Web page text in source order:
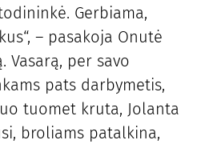
Gerbiama,
– pasakoja Onutė
Vasarą, per savo
pats darbymetis,
tuomet kruta, Jolanta
broliams patalkina,